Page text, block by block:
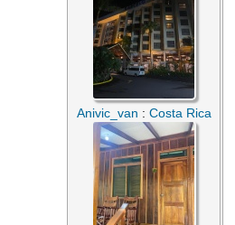
Anivic_van : Costa Rica